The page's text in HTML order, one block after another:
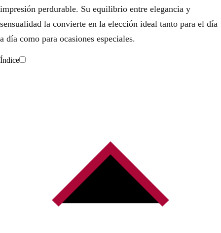
impresión perdurable. Su equilibrio entre elegancia y
sensualidad la convierte en la elección ideal tanto para el día
a día como para ocasiones especiales.
Índice